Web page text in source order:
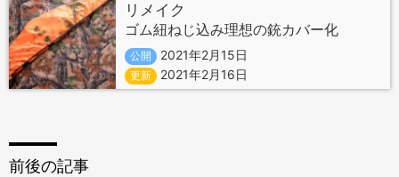
リメイク
ゴム紐ねじ込み理想の銃カバー化
公開 2021年2月15日
更新 2021年2月16日
前後の記事